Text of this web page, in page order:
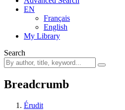
EN
Français
English
My Library
Search
Breadcrumb
Érudit